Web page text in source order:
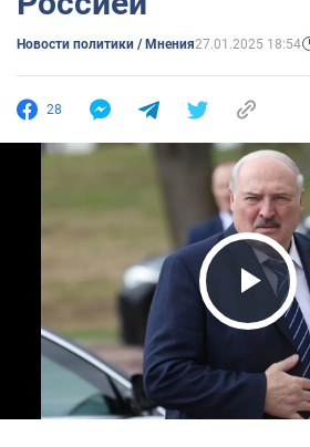
Новости политики / Мнения27.01.2025 18:54
28
Play